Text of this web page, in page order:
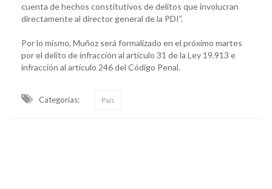
cuenta de hechos constitutivos de delitos que involucran
directamente al director general de la PDI”.
Por lo mismo, Muñoz será formalizado en el próximo martes
por el delito de infracción al artículo 31 de la Ley 19.913 e
infracción al artículo 246 del Código Penal.
Categorias: País